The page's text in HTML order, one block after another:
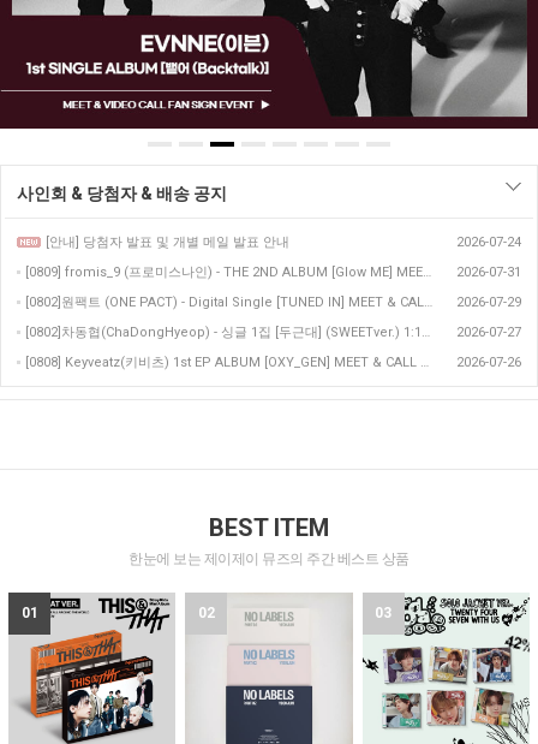
사인회 & 당첨자 & 배송 공지
[안내] 당첨자 발표 및 개별 메일 발표 안내
2026-07-24
[0809] fromis_9 (프로미스나인) - THE 2ND ALBUM [Glow ME] MEET & CALL EVENT (메일 발표 완료)
2026-07-31
[0802]원팩트 (ONE PACT) - Digital Single [TUNED IN] MEET & CALL EVENT
2026-07-29
[0802]차동협(ChaDongHyeop) - 싱글 1집 [두근대] (SWEETver.) 1:1 SPECIAL CALL EVENT
2026-07-27
[0808] Keyveatz(키비츠) 1st EP ALBUM [OXY_GEN] MEET & CALL EVENT
2026-07-26
BEST ITEM
한눈에 보는 제이제이 뮤즈의 주간 베스트 상품
01 02 03